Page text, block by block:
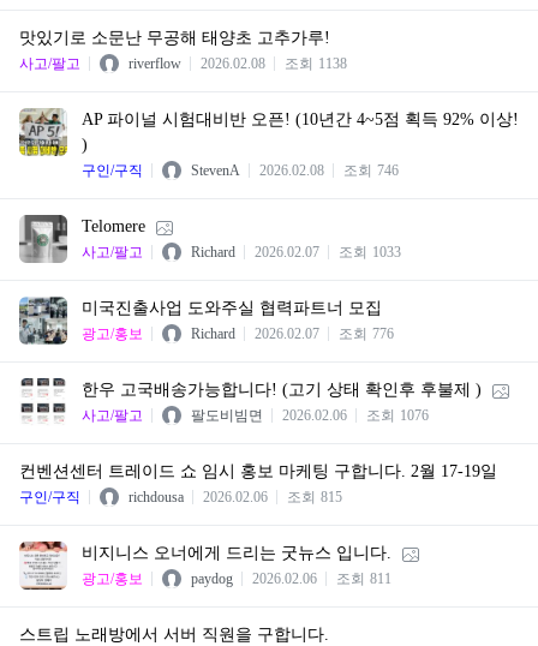
맛있기로 소문난 무공해 태양초 고추가루!
사고/팔고 riverflow 2026.02.08 조회 1138
AP 파이널 시험대비반 오픈! (10년간 4~5점 획득 92% 이상!
)
구인/구직 StevenA 2026.02.08 조회 746
Telomere
사고/팔고 Richard 2026.02.07 조회 1033
미국진출사업 도와주실 협력파트너 모집
광고/홍보 Richard 2026.02.07 조회 776
한우 고국배송가능합니다! (고기 상태 확인후 후불제 )
사고/팔고 팔도비빔면 2026.02.06 조회 1076
컨벤션센터 트레이드 쇼 임시 홍보 마케팅 구합니다. 2월 17-19일
구인/구직 richdousa 2026.02.06 조회 815
비지니스 오너에게 드리는 굿뉴스 입니다.
광고/홍보 paydog 2026.02.06 조회 811
스트립 노래방에서 서버 직원을 구합니다.